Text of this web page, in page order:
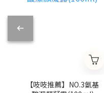
【吱吱推薦】NO.3氨基